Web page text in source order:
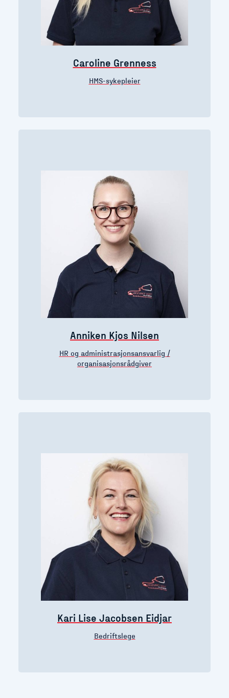
Caroline Grenness
HMS-sykepleier
Anniken Kjos Nilsen
HR og administrasjonsansvarlig /
organisasjonsrådgiver
Kari Lise Jacobsen Eidjar
Bedriftslege